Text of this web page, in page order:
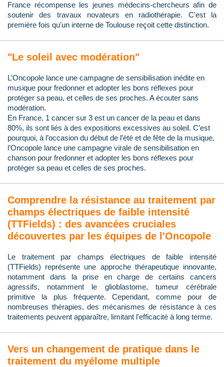
France récompense les jeunes médecins-chercheurs afin de
soutenir des travaux novateurs en radiothérapie. C'est la
première fois qu'un interne de Toulouse reçoit cette distinction.
"Le soleil avec modération"
L’Oncopole lance une campagne de sensibilisation inédite en
musique pour fredonner et adopter les bons réflexes pour
protéger sa peau, et celles de ses proches. A écouter sans
modération.
En France, 1 cancer sur 3 est un cancer de la peau et dans
80%, ils sont liés à des expositions excessives au soleil. C’est
pourquoi, à l’occasion du début de l’été et de fête de la musique,
l’Oncopole lance une campagne virale de sensibilisation en
chanson pour fredonner et adopter les bons réflexes pour
protéger sa peau et celles de ses proches.
Comprendre la résistance au traitement par
champs électriques de faible intensité
(TTFields) : des avancées cruciales
découvertes par les équipes de l'Oncopole
Le traitement par champs électriques de faible intensité
(TTFields) représente une approche thérapeutique innovante,
notamment dans la prise en charge de certains cancers
agressifs, notamment le glioblastome, tumeur cérébrale
primitive la plus fréquente. Cependant, comme pour de
nombreuses thérapies, des mécanismes de résistance à ces
traitements peuvent apparaître, limitant l'efficacité à long terme.
Vers un changement de pratique dans le
traitement du myélome multiple